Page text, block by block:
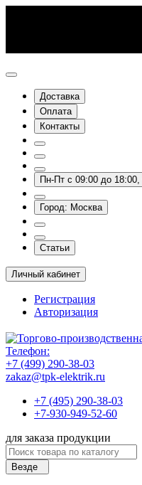
Доставка
Оплата
Контакты
Город: Москва
Статьи
Личный кабинет
Регистрация
Авторизация
Телефон:
+7 (499) 290-38-03
zakaz@tpk-elektrik.ru
+7 (495) 290-38-03
+7-930-949-52-60
для заказа продукции
Везде